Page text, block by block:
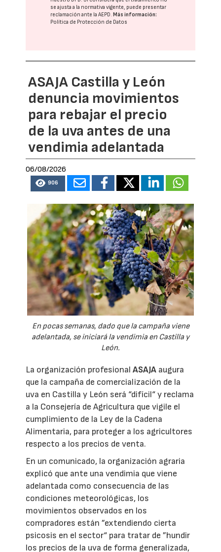
se ajusta a la normativa vigente, puede presentar
reclamación ante laAEPD. Más información:
Política de Protección de Datos
ASAJA Castilla y León
denuncia movimientos
para rebajar el precio
de la uva antes de una
vendimia adelantada
06/08/2026
906
En pocas semanas, dado que la campaña viene
adelantada, se iniciará la vendimia en Castilla y
León.
La organización profesionalASAJA augura
que la campaña de comercialización de la
uva en Castilla y León será “difícil“ y reclama
a la Consejería de Agricultura que vigile el
cumplimiento de la Ley de la Cadena
Alimentaria, para proteger a los agricultores
respecto a los precios de venta.
En un comunicado, la organización agraria
explicó que ante una vendimia que viene
adelantada como consecuencia de las
condiciones meteorológicas, los
movimientos observados en los
compradores están ”extendiendo cierta
psicosis en el sector“ para tratar de ”hundir
los precios de la uva de forma generalizada,